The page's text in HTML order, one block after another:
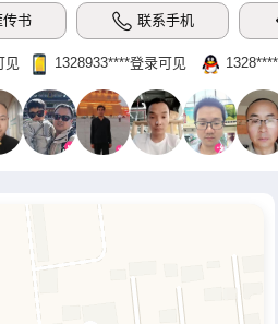
传书 联系手机
见 1328933‌****‌登录可见